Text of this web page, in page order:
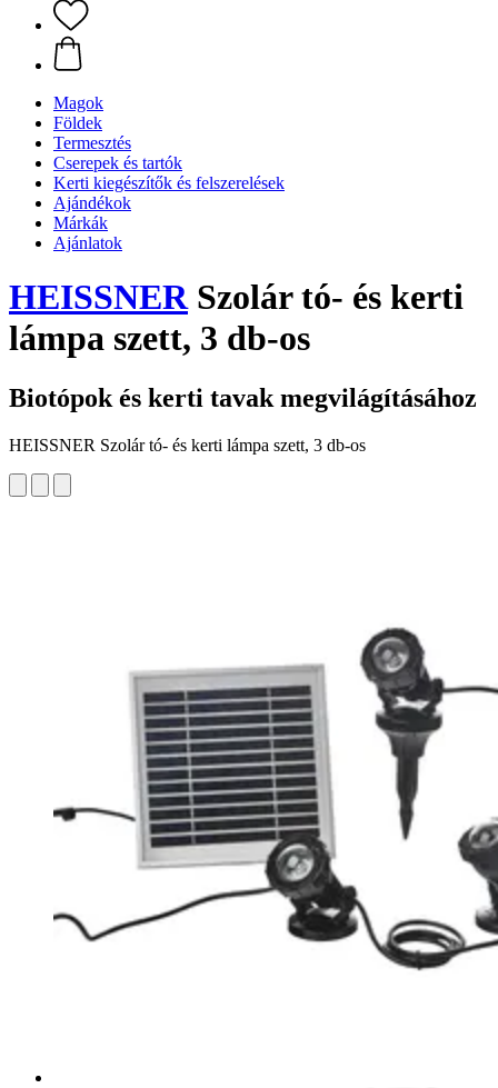
Magok
Földek
Termesztés
Cserepek és tartók
Kerti kiegészítők és felszerelések
Ajándékok
Márkák
Ajánlatok
HEISSNERSzolár tó- és kerti
lámpa szett, 3 db-os
Biotópok és kerti tavak megvilágításához
HEISSNER Szolár tó- és kerti lámpa szett, 3 db-os